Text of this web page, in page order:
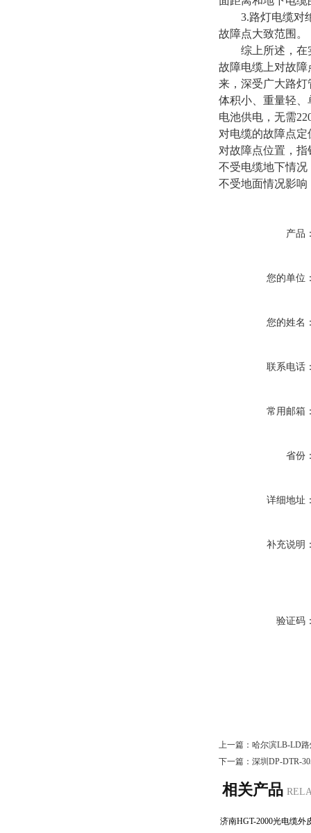
3.路灯电缆对绝
故障点大致范围。
综上所述，在实
故障电缆上对故障
来，深受广大路
体积小、重量轻
电池供电，无需
对电缆的故障点
对故障点位置，
不受电缆地下情
不受地面情况影
产品
您的单位
您的姓名
联系电话
常用邮箱
省份
详细地址
补充说明
验证码
上一篇： 哈尔滨LB-LD
下一篇： 深圳DP-DTR-
相关产品